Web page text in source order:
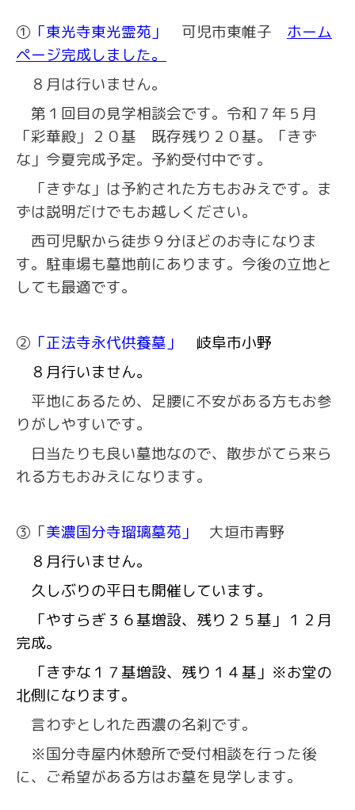
① 「東光寺東光霊苑」 可児市東帷子 ホーム
ページ完成しました。
８月は行いません。
第１回目の見学相談会です。令和７年５月
「彩華殿」２０基 既存残り２０基。「きず
な」今夏完成予定。予約受付中です。
「きずな」は予約された方もおみえです。ま
ずは説明だけでもお越しください。
西可児駅から徒歩９分ほどのお寺になりま
す。駐車場も墓地前にあります。今後の立地と
しても最適です。
② 「正法寺永代供養墓」
岐阜市小野
８月行いません。
平地にあるため、足腰に不安がある方もお参
りがしやすいです。
日当たりも良い墓地なので、散歩がてら来ら
れる方もおみえになります。
③ 「美濃国分寺瑠璃墓苑」
大垣市青野
８月行いません。
久しぶりの平日も開催しています。
「やすらぎ３６基増設、残り２５基」１２月
完成。
「きずな１７基増設、残り１４基」※お堂の
北側になります。
言わずとしれた西濃の名刹です。
※国分寺屋内休憩所で受付相談を行った後
に、ご希望がある方はお墓を見学します。